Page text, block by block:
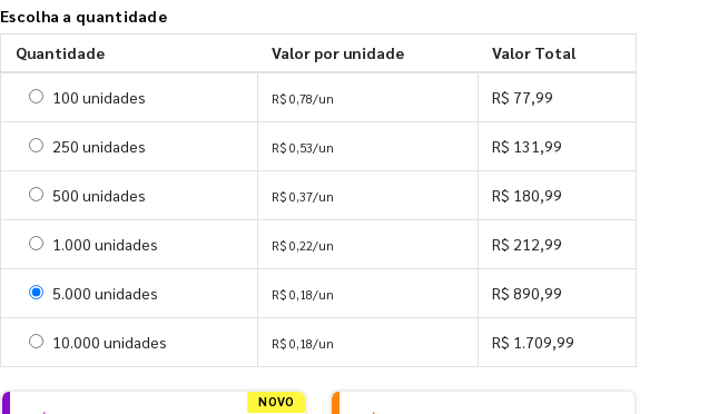
Escolha a quantidade
Quantidade
Valor por unidade Valor Total
Selecionar 100 unidades
100 unidades R$ 0,78/un R$ 77,99
Selecionar 250 unidades
250 unidades R$ 0,53/un R$ 131,99
Selecionar 500 unidades
500 unidades R$ 0,37/un R$ 180,99
Selecionar 1000 unidades
1.000 unidades R$ 0,22/un R$ 212,99
Selecionar 5000 unidades
5.000 unidades R$ 0,18/un R$ 890,99
Selecionar 10000 unidades
10.000 unidades R$ 0,18/un R$ 1.709,99
NOVO